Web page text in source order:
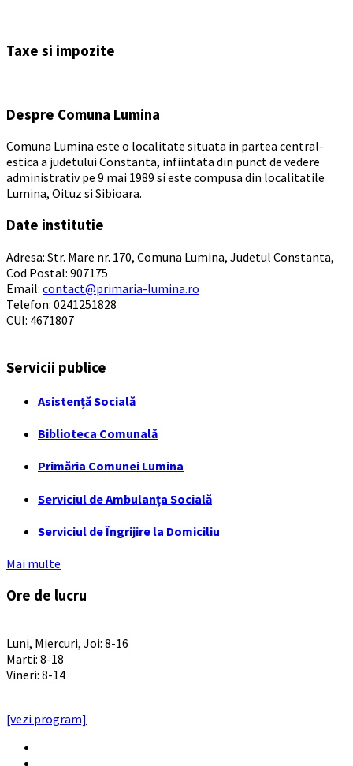
calendar
Taxe si impozite
Despre Comuna Lumina
Comuna Lumina este o localitate situata in partea central-
estica a judetului Constanta, infiintata din punct de vedere
administrativ pe 9 mai 1989 si este compusa din localitatile
Lumina, Oituz si Sibioara.
Date institutie
Adresa: Str. Mare nr. 170, Comuna Lumina, Judetul Constanta,
Cod Postal: 907175
Email: contact@primaria-lumina.ro
Telefon: 0241251828
CUI: 4671807
Servicii publice
Asistență Socială
Biblioteca Comunală
Primăria Comunei Lumina
Serviciul de Ambulanța Socială
Serviciul de Îngrijire la Domiciliu
Mai multe
Ore de lucru
Luni, Miercuri, Joi: 8-16
Marti: 8-18
Vineri: 8-14
[vezi program]